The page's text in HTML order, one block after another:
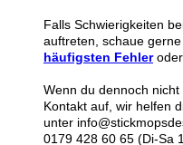
Falls Schwierigkeiten
auftreten, schaue
häufigsten Fehler
Wenn du dennoch
Kontakt auf, wir helfen
unter
0179 428 60 65 (Di-Sa